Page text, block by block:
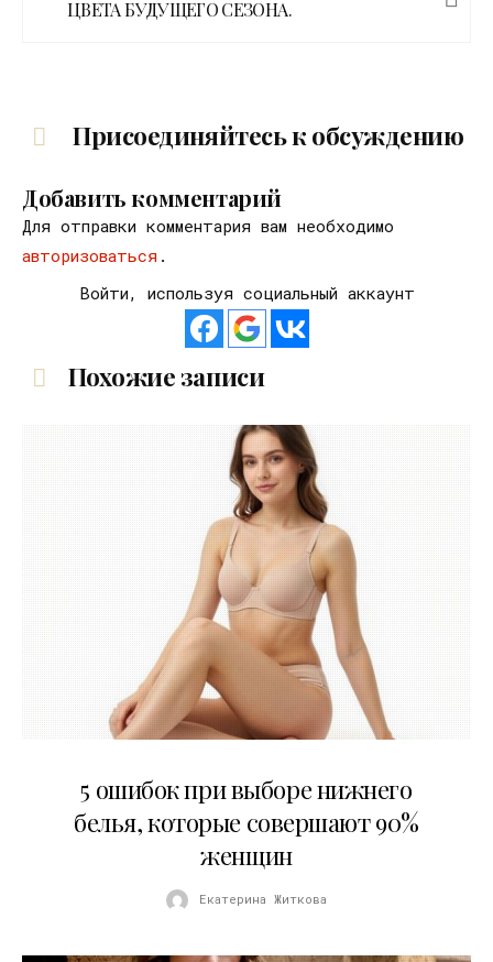
ЦВЕТА БУДУЩЕГО СЕЗОНА.
Присоединяйтесь к обсуждению
Добавить комментарий
Для отправки комментария вам необходимо
авторизоваться .
Войти, используя социальный аккаунт
Похожие записи
5 ошибок при выборе нижнего
белья, которые совершают 90%
женщин
Екатерина Житкова